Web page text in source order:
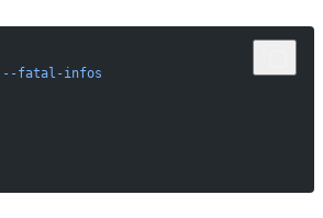
--fatal-infos